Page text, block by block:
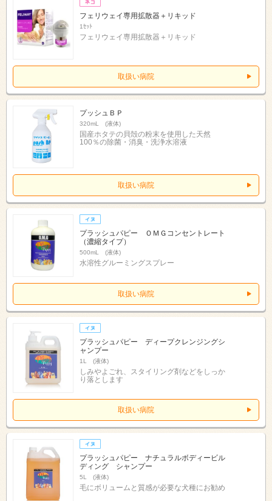
フェリウェイ専用拡散器＋リキッド
1ｾｯﾄ
フェリウェイ専用拡散器＋リキッド
取扱い病院
プッシュＢＰ
320mL (液体)
国産ホタテの貝殻の粉末を使用した天然
100％の除菌・消臭・洗浄水溶液
取扱い病院
プラッシュパピー ＯＭＧコンセントレート
（濃縮タイプ）
500mL (液体)
水溶性グルーミングスプレー
取扱い病院
プラッシュパピー ディープクレンジングシ
ャンプー
1L (液体)
しみやよごれ、スタイリング剤などをしっか
り落とします
取扱い病院
プラッシュパピー ナチュラルボディービル
ディング シャンプー
5L (液体)
毛にボリュームと質感が必要な犬種にお勧め